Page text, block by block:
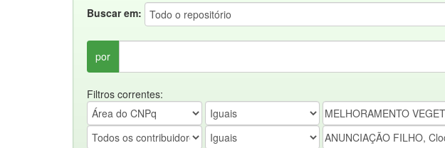
Buscar em:
por
Filtros correntes: